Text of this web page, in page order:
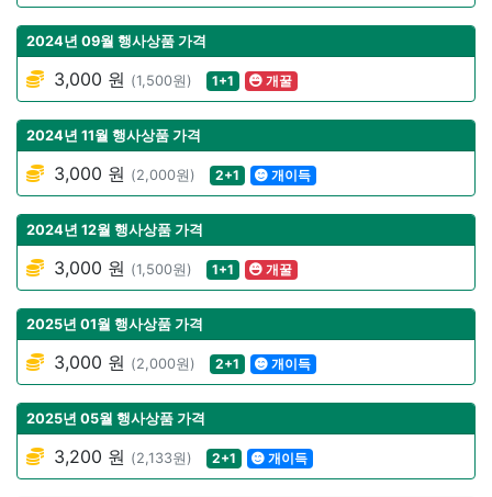
2024년 09월 행사상품 가격
3,000 원 (1,500원) 1+1 개꿀
2024년 11월 행사상품 가격
3,000 원 (2,000원) 2+1 개이득
2024년 12월 행사상품 가격
3,000 원 (1,500원) 1+1 개꿀
2025년 01월 행사상품 가격
3,000 원 (2,000원) 2+1 개이득
2025년 05월 행사상품 가격
3,200 원 (2,133원) 2+1 개이득